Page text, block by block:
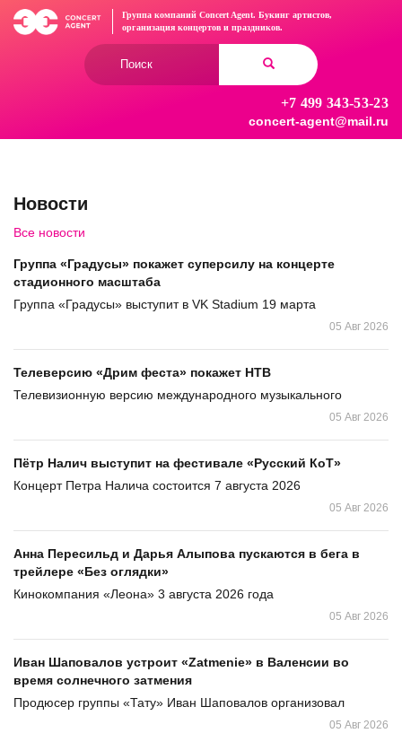
Перейти
Группа компаний Concert Agent. Букинг артистов,
организация концертов и праздников.
+7 499 343-53-23
concert-agent@mail.ru
Новости
Все новости
Группа «Градусы» покажет суперсилу на концерте
стадионного масштаба
Группа «Градусы» выступит в VK Stadium 19 марта
05 Авг 2026
Телеверсию «Дрим феста» покажет НТВ
Телевизионную версию международного музыкального
05 Авг 2026
Пётр Налич выступит на фестивале «Русский КоТ»
Концерт Петра Налича состоится 7 августа 2026
05 Авг 2026
Анна Пересильд и Дарья Алыпова пускаются в бега в
трейлере «Без оглядки»
Кинокомпания «Леона» 3 августа 2026 года
05 Авг 2026
Иван Шаповалов устроит «Zatmenie» в Валенсии во
время солнечного затмения
Продюсер группы «Тату» Иван Шаповалов организовал
05 Авг 2026